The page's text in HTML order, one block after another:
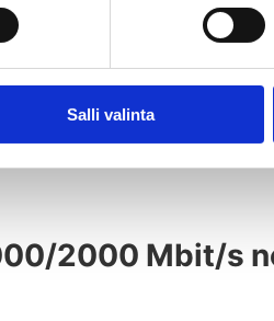
Salli valinta
ääriolosuhteissa.
2000 Mbit/s